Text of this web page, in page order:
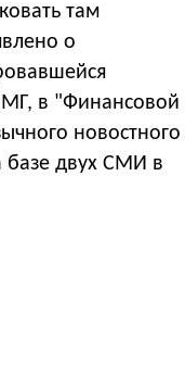
там
о
ся
в "Финансовой
новостного
базе двух СМИ в